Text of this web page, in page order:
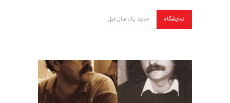
نمایشگاه حدود یک سال قبل